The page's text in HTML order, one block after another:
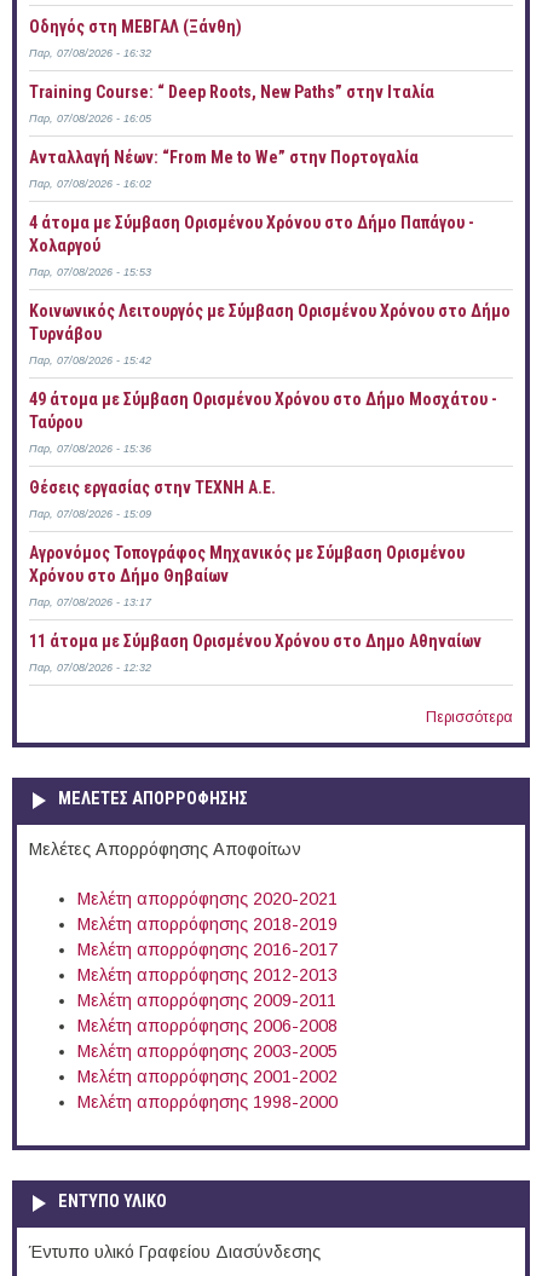
Οδηγός στη ΜΕΒΓΑΛ (Ξάνθη)
Παρ, 07/08/2026 - 16:32
Training Course: “ Deep Roots, New Paths” στην Ιταλία
Παρ, 07/08/2026 - 16:05
Ανταλλαγή Νέων: “From Me to We” στην Πορτογαλία
Παρ, 07/08/2026 - 16:02
4 άτομα με Σύμβαση Ορισμένου Χρόνου στο Δήμο Παπάγου -
Χολαργού
Παρ, 07/08/2026 - 15:53
Κοινωνικός Λειτουργός με Σύμβαση Ορισμένου Χρόνου στο Δήμο
Τυρνάβου
Παρ, 07/08/2026 - 15:42
49 άτομα με Σύμβαση Ορισμένου Χρόνου στο Δήμο Μοσχάτου -
Ταύρου
Παρ, 07/08/2026 - 15:36
Θέσεις εργασίας στην ΤΕΧΝΗ Α.Ε.
Παρ, 07/08/2026 - 15:09
Αγρονόμος Τοπογράφος Μηχανικός με Σύμβαση Ορισμένου
Χρόνου στο Δήμο Θηβαίων
Παρ, 07/08/2026 - 13:17
11 άτομα με Σύμβαση Ορισμένου Χρόνου στο Δημο Αθηναίων
Παρ, 07/08/2026 - 12:32
Περισσότερα
ΜΕΛΕΤΕΣ ΑΠΟΡΡΟΦΗΣΗΣ
Μελέτες Απορρόφησης Αποφοίτων
Μελέτη απορρόφησης 2020-2021
Μελέτη απορρόφησης 2018-2019
Μελέτη απορρόφησης 2016-2017
Μελέτη απορρόφησης 2012-2013
Μελέτη απορρόφησης 2009-2011
Μελέτη απορρόφησης 2006-2008
Μελέτη απορρόφησης 2003-2005
Μελέτη απορρόφησης 2001-2002
Μελέτη απορρόφησης 1998-2000
ΕΝΤΥΠΟ ΥΛΙΚΟ
Έντυπο υλικό Γραφείου Διασύνδεσης